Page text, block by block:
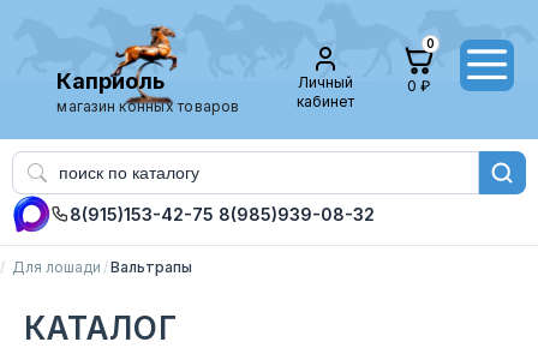
Каприоль
магазин конных товаров
Личный
кабинет
0
0 ₽
8(915)153-42-75 8(985)939-08-32
Для лошади Вальтрапы
КАТАЛОГ